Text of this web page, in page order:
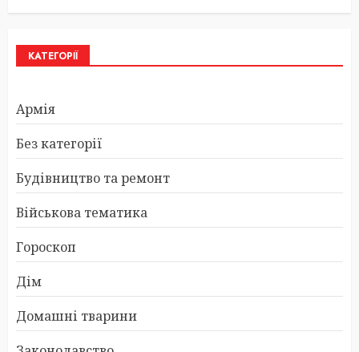
КАТЕГОРІЇ
Армія
Без категорії
Будівництво та ремонт
Військова тематика
Гороскоп
Дім
Домашні тварини